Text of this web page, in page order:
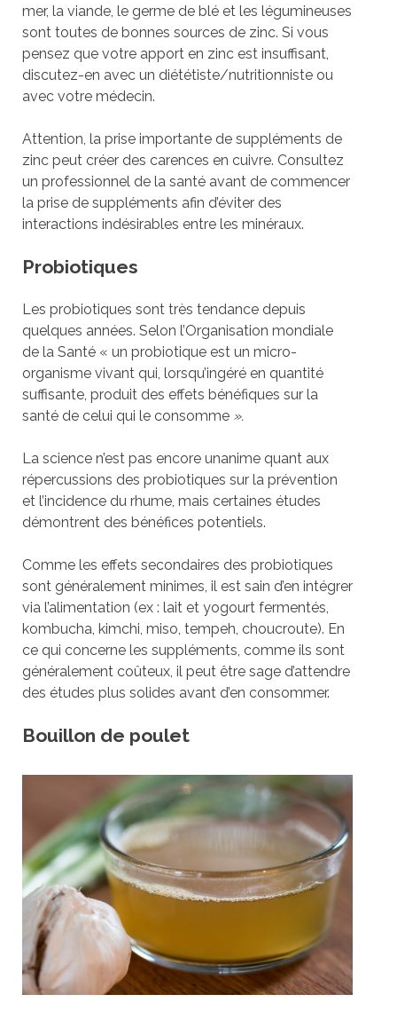
mer, la viande, le germe de blé et les légumineuses
sont toutes de bonnes sources de zinc. Si vous
pensez que votre apport en zinc est insuffisant,
discutez-en avec un diététiste/nutritionniste ou
avec votre médecin.
Attention, la prise importante de suppléments de
zinc peut créer des carences en cuivre. Consultez
un professionnel de la santé avant de commencer
la prise de suppléments afin d’éviter des
interactions indésirables entre les minéraux.
Probiotiques
Les probiotiques sont très tendance depuis
quelques années. Selon l’Organisation mondiale
de la Santé « un probiotique est un micro-
organisme vivant qui, lorsqu’ingéré en quantité
suffisante, produit des effets bénéfiques sur la
santé de celui qui le consomme».
La science n’est pas encore unanime quant aux
répercussions des probiotiques sur la prévention
et l’incidence du rhume, mais certaines études
démontrent des bénéfices potentiels.
Comme les effets secondaires des probiotiques
sont généralement minimes, il est sain d’en intégrer
via l’alimentation (ex : lait et yogourt fermentés,
kombucha, kimchi, miso, tempeh, choucroute). En
ce qui concerne les suppléments, comme ils sont
généralement coûteux, il peut être sage d’attendre
des études plus solides avant d’en consommer.
Bouillon de poulet